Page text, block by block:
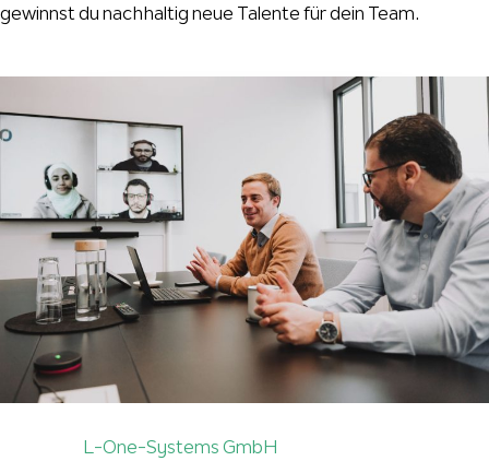
gewinnst du nachhaltig neue Talente für dein Team.
L-One-Systems GmbH